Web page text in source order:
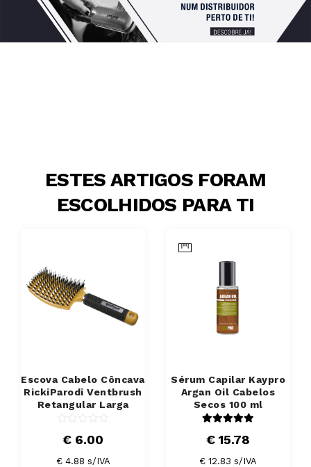
ESTES ARTIGOS FORAM
ESCOLHIDOS PARA TI
Escova Cabelo Côncava
RickiParodi Ventbrush
Retangular Larga
€ 6.00
€ 4.88 s/IVA
Sérum Capilar Kaypro
Argan Oil Cabelos
Secos 100 ml
€ 15.78
€ 12.83 s/IVA